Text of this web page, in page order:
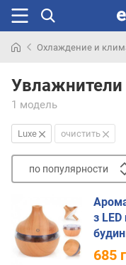
раньше
Охлаждение и
Увлажнители
1 модель
Luxe очистить
по популярности
п
о
п
о
з
685